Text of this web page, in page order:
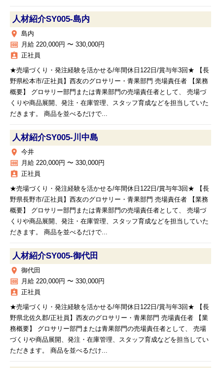
人材紹介SY005‐島内
place 島内
money 月給 220,000円 〜 330,000円
assignment_ind 正社員
★売場づくり・発注経験を活かせる/年間休日122日/賞与年3回★ 【長
野県松本市/正社員】西友のグロサリー・青果部門 売場責任者 【業務
概要】 グロサリー部門または青果部門の売場責任者として、 売場づ
くりや商品展開、発注・在庫管理、スタッフ育成などを担当していた
だきます。 商品を並べるだけで...
人材紹介SY005‐川中島
place 今井
money 月給 220,000円 〜 330,000円
assignment_ind 正社員
★売場づくり・発注経験を活かせる/年間休日122日/賞与年3回★ 【長
野県長野市/正社員】西友のグロサリー・青果部門 売場責任者 【業務
概要】 グロサリー部門または青果部門の売場責任者として、 売場づ
くりや商品展開、発注・在庫管理、スタッフ育成などを担当していた
だきます。 商品を並べるだけで...
人材紹介SY005‐御代田
place 御代田
money 月給 220,000円 〜 330,000円
assignment_ind 正社員
★売場づくり・発注経験を活かせる/年間休日122日/賞与年3回★ 【長
野県北佐久郡/正社員】西友のグロサリー・青果部門 売場責任者 【業
務概要】 グロサリー部門または青果部門の売場責任者として、 売場
づくりや商品展開、発注・在庫管理、スタッフ育成などを担当してい
ただきます。 商品を並べるだけ...